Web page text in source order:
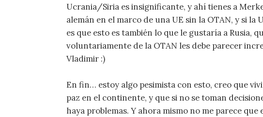
Ucrania/Siria es insignificante, y ahí tienes a
alemán en el marco de una UE sin la OTAN, y si la
es que esto es también lo que le gustaría a Rusia,
voluntariamente de la OTAN les debe parecer
Vladimir :)
En fin… estoy algo pesimista con esto, creo que
paz en el continente, y que si no se toman
haya problemas. Y ahora mismo no me parece